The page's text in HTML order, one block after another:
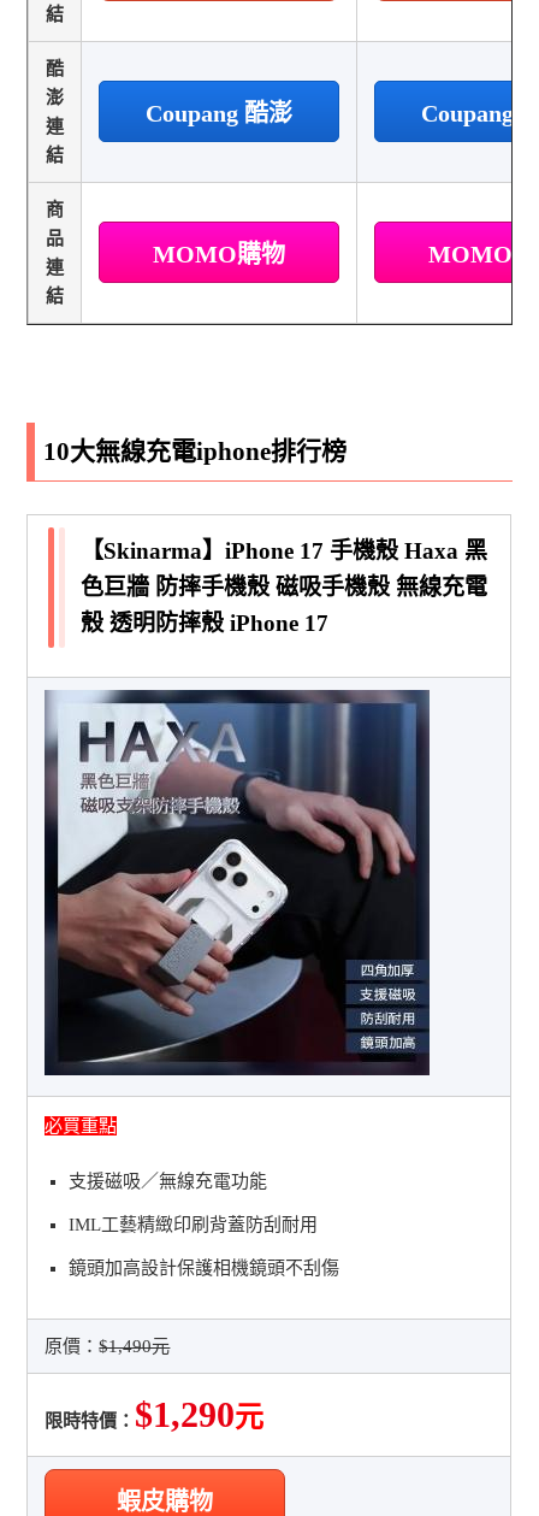
結
酷
澎
連
結
Coupang 酷澎 Coupang
商
品
連
結
MOMO購物 MOMO
10大無線充電iphone排行榜
【Skinarma】iPhone 17 手機殼 Haxa 黑
色巨牆 防摔手機殼 磁吸手機殼 無線充電
殼 透明防摔殼 iPhone 17
必買重點
支援磁吸／無線充電功能
IML工藝精緻印刷背蓋防刮耐用
鏡頭加高設計保護相機鏡頭不刮傷
原價：$1,490元
限時特價： $1,290元
蝦皮購物